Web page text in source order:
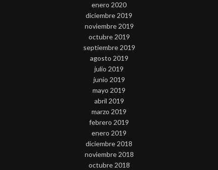
enero 2020
diciembre 2019
noviembre 2019
octubre 2019
septiembre 2019
agosto 2019
julio 2019
junio 2019
mayo 2019
abril 2019
marzo 2019
febrero 2019
enero 2019
diciembre 2018
noviembre 2018
octubre 2018